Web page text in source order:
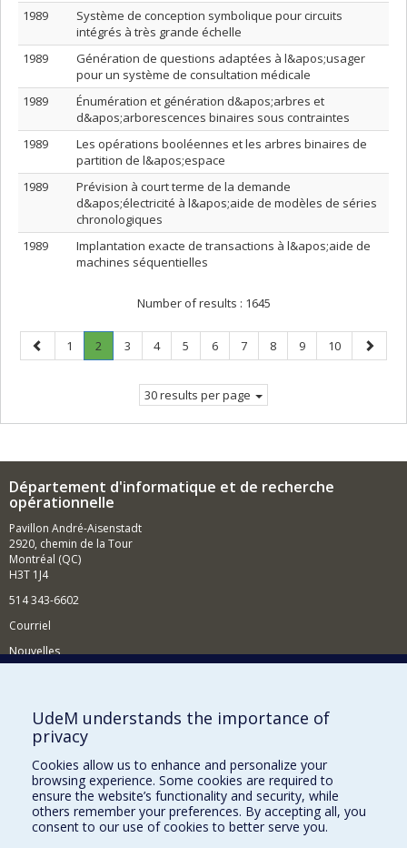
1989
Système de conception symbolique pour circuits
intégrés à très grande échelle
1989
Génération de questions adaptées à l&apos;usager
pour un système de consultation médicale
1989
Énumération et génération d&apos;arbres et
d&apos;arborescences binaires sous contraintes
1989
Les opérations booléennes et les arbres binaires de
partition de l&apos;espace
1989
Prévision à court terme de la demande
d&apos;électricité à l&apos;aide de modèles de séries
chronologiques
1989
Implantation exacte de transactions à l&apos;aide de
machines séquentielles
Number of results : 1645
Previous
page
Page
1 Page
2
Current
Page
3 Page
4 Page
5 Page
6 Page
7 Page
8 Page
9 Page
10
Next
page
30 results per page
Département d'informatique et de recherche
opérationnelle
Pavillon André-Aisenstadt
2920, chemin de la Tour
Montréal (QC)
H3T 1J4
514 343-6602
Courriel
Nouvelles
Comment soutenir le Département?
BESOIN D'AIDE?
Plan du site
Signaler une erreur
Accessibilité
UdeM understands the importance of
privacy
Cookies allow us to enhance and personalize your
browsing experience. Some cookies are required to
ensure the website’s functionality and security, while
others remember your preferences. By accepting all, you
consent to our use of cookies to better serve you.